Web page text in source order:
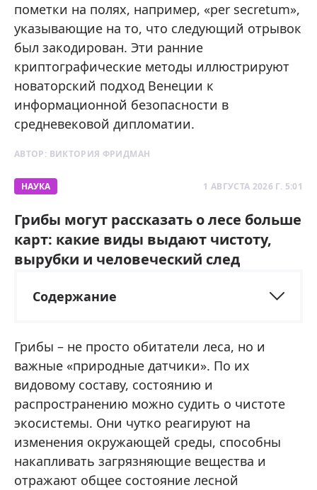
пометки на полях, например, «per secretum»,
указывающие на то, что следующий отрывок
был закодирован. Эти ранние
криптографические методы иллюстрируют
новаторский подход Венеции к
информационной безопасности в
средневековой дипломатии.
АВТОР: ВИКТОРИЯ ФРИДМАН
НАУКА 1 АВГУСТА 2026 Г. 5:01
Грибы могут рассказать о лесе больше
карт: какие виды выдают чистоту,
вырубки и человеческий след
Содержание
Грибы – не просто обитатели леса, но и
важные «природные датчики». По их
видовому составу, состоянию и
распространению можно судить о чистоте
экосистемы. Они чутко реагируют на
изменения окружающей среды, способны
накапливать загрязняющие вещества и
отражают общее состояние лесной